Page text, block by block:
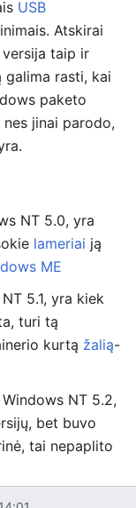
USB
Atskirai
versija taip ir
galima rasti, kai
paketo
jinai parodo,
NT 5.0, yra
lameriai ją
ME
5.1, yra kiek
turi tą
kurtą žalią-
NT 5.2,
bet buvo
tai nepaplito